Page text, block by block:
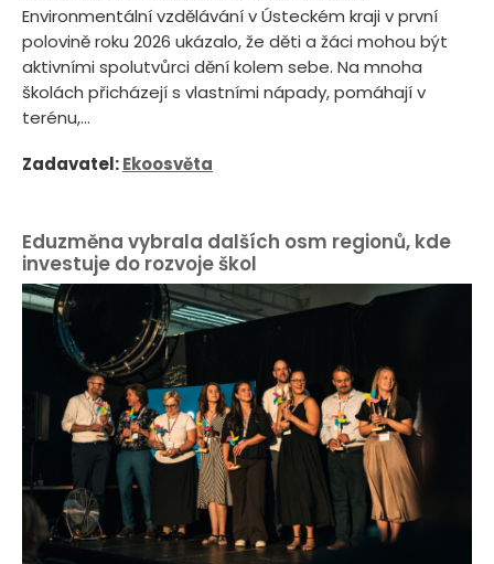
Environmentální vzdělávání v Ústeckém kraji v první
polovině roku 2026 ukázalo, že děti a žáci mohou být
aktivními spolutvůrci dění kolem sebe. Na mnoha
školách přicházejí s vlastními nápady, pomáhají v
terénu,...
Zadavatel:Ekoosvěta
Eduzměna vybrala dalších osm regionů, kde
investuje do rozvoje škol